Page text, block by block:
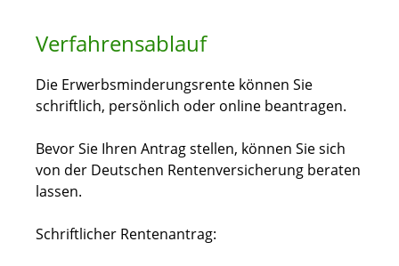
Verfahrensablauf
Die Erwerbsminderungsrente können Sie
schriftlich, persönlich oder online beantragen.
Bevor Sie Ihren Antrag stellen, können Sie sich
von der Deutschen Rentenversicherung beraten
lassen.
Schriftlicher Rentenantrag: